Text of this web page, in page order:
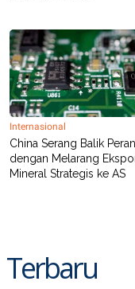
A
N
G
G
A
N
A
N
C
E
T
A
I
N
E
R
J
A
E
M
I
T
E
N
E
R
R
T
Internasional
China Serang Balik
dengan Melarang
Mineral Strategis ke AS
Terbaru